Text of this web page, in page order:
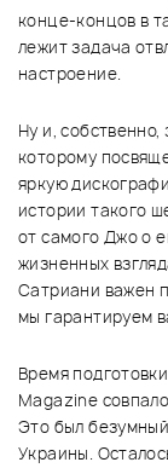
конце-концов в
лежит задача
настроение.
Ну и,
которому
яркую
истории такого
от самого Джо о
жизненных
Сатриани важен
мы гарантируем
Время
Magazine
Это был
Украины.